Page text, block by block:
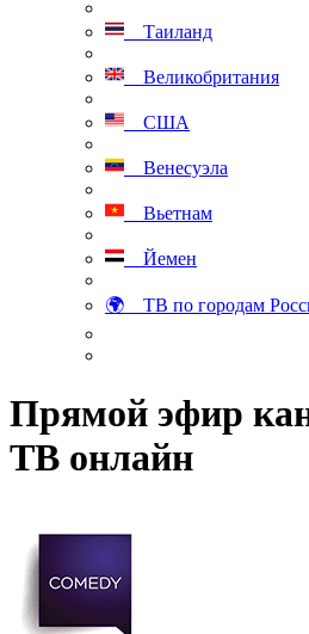
Таиланд
Великобритания
США
Венесуэла
Вьетнам
Йемен
🌍 ТВ по городам
Прямой эфир
ТВ онлайн